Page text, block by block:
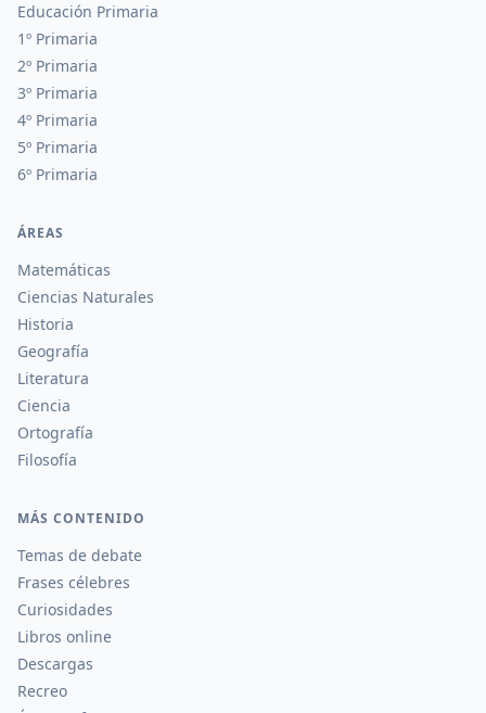
Educación Primaria
1º Primaria
2º Primaria
3º Primaria
4º Primaria
5º Primaria
6º Primaria
ÁREAS
Matemáticas
Ciencias Naturales
Historia
Geografía
Literatura
Ciencia
Ortografía
Filosofía
MÁS CONTENIDO
Temas de debate
Frases célebres
Curiosidades
Libros online
Descargas
Recreo